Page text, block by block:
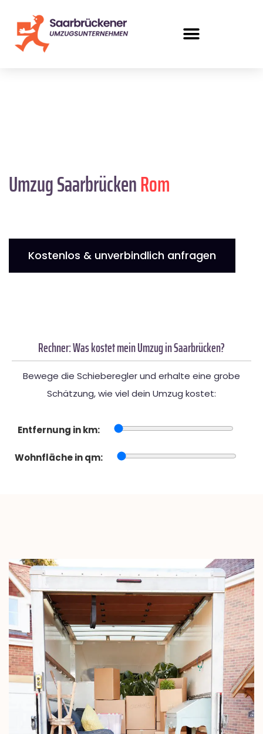
Umzug SaarbrückenRom
Kostenlos & unverbindlich anfragen
Rechner: Was kostet mein Umzug in Saarbrücken?
Bewege die Schieberegler und erhalte eine grobe
Schätzung, wie viel dein Umzug kostet:
Entfernung in km:
Wohnfläche in qm: